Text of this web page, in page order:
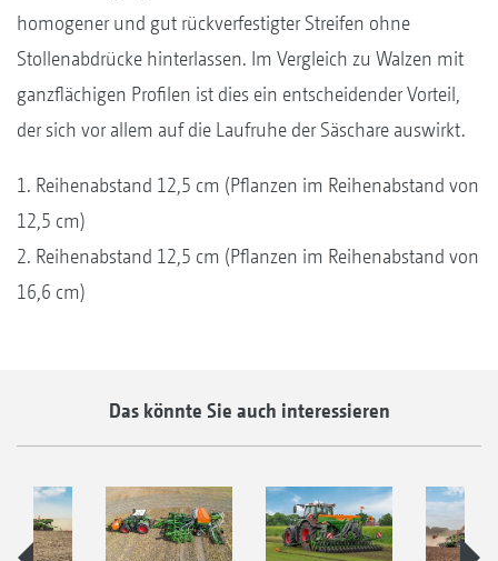
homogener und gut rückverfestigter Streifen ohne
Stollenabdrücke hinterlassen. Im Vergleich zu Walzen mit
ganzflächigen Profilen ist dies ein entscheidender Vorteil,
der sich vor allem auf die Laufruhe der Säschare auswirkt.
1. Reihenabstand 12,5 cm (Pflanzen im Reihenabstand von
12,5 cm)
2. Reihenabstand 12,5 cm (Pflanzen im Reihenabstand von
16,6 cm)
Das könnte Sie auch interessieren